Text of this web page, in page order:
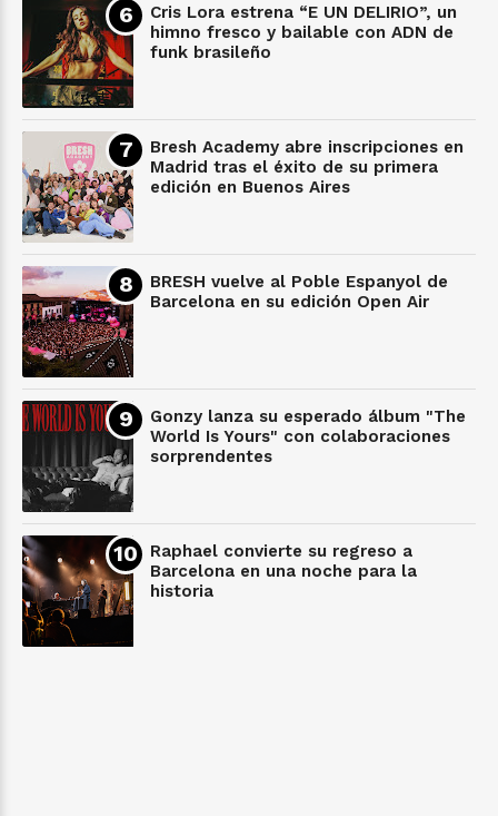
Cris Lora estrena “E UN DELIRIO”, un
himno fresco y bailable con ADN de
funk brasileño
Bresh Academy abre inscripciones en
Madrid tras el éxito de su primera
edición en Buenos Aires
BRESH vuelve al Poble Espanyol de
Barcelona en su edición Open Air
Gonzy lanza su esperado álbum "The
World Is Yours" con colaboraciones
sorprendentes
Raphael convierte su regreso a
Barcelona en una noche para la
historia